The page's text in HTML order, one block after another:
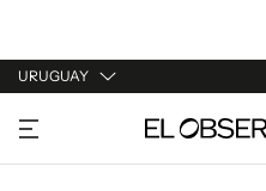
URUGUAY
URUGUAY
ARGENTINA